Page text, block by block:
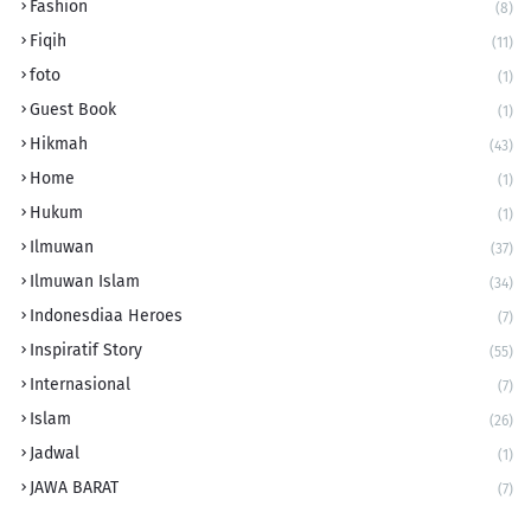
Fashion (8)
Fiqih (11)
foto (1)
Guest Book (1)
Hikmah (43)
Home (1)
Hukum (1)
Ilmuwan (37)
Ilmuwan Islam (34)
Indonesdiaa Heroes (7)
Inspiratif Story (55)
Internasional (7)
Islam (26)
Jadwal (1)
JAWA BARAT (7)